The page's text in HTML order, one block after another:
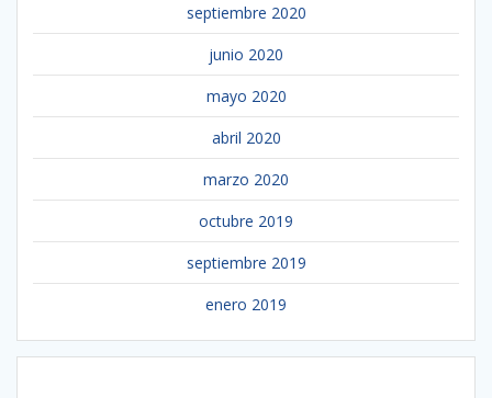
septiembre 2020
junio 2020
mayo 2020
abril 2020
marzo 2020
octubre 2019
septiembre 2019
enero 2019